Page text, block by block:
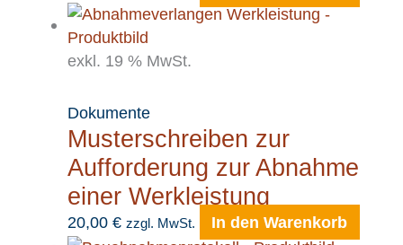
exkl. 19 % MwSt.
Dokumente
Musterschreiben zur
Aufforderung zur Abnahme
einer Werkleistung
20,00 € zzgl. MwSt. In den Warenkorb